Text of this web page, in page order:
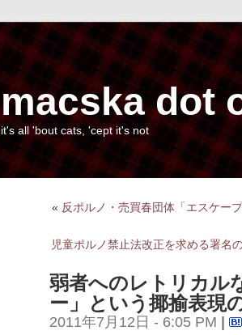
macska dot
it's all 'bout cats, 'cept it's not
« 反ポルノ・売買春団体「エスケー
児童ポルノ禁止法改正を求める署名
弱者へのレトリカ
ー」という揶揄表現
2011年7月12日 - 6:05 PM